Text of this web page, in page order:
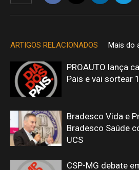
ARTIGOS RELACIONADOS Mais do
PROAUTO lança
Pais e vai sortear
Bradesco Vida e
Bradesco Saúde
UCS
CSP-MG debate